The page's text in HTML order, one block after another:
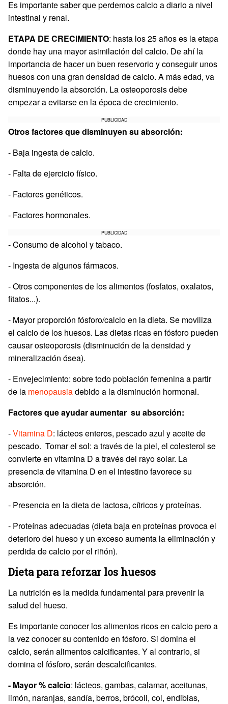
Es importante saber que perdemos calcio a diario a nivel
intestinal y renal.
ETAPA DE CRECIMIENTO: hasta los 25 años es la etapa
donde hay una mayor asimilación del calcio. De ahí la
importancia de hacer un buen reservorio y conseguir unos
huesos con una gran densidad de calcio. A más edad, va
disminuyendo la absorción. La osteoporosis debe
empezar a evitarse en la época de crecimiento.
PUBLICIDAD
Otros factores que disminuyen su absorción:
- Baja ingesta de calcio.
- Falta de ejercicio físico.
- Factores genéticos.
- Factores hormonales.
PUBLICIDAD
- Consumo de alcohol y tabaco.
- Ingesta de algunos fármacos.
- Otros componentes de los alimentos (fosfatos, oxalatos,
fitatos...).
- Mayor proporción fósforo/calcio en la dieta. Se moviliza
el calcio de los huesos. Las dietas ricas en fósforo pueden
causar osteoporosis (disminución de la densidad y
mineralización ósea).
- Envejecimiento: sobre todo población femenina a partir
de la menopausiadebido a la disminución hormonal.
Factores que ayudar aumentar su absorción:
-Vitamina D: lácteos enteros, pescado azul y aceite de
pescado. Tomar el sol: a través de la piel, el colesterol se
convierte en vitamina D a través del rayo solar. La
presencia de vitamina D en el intestino favorece su
absorción.
- Presencia en la dieta de lactosa, cítricos y proteínas.
- Proteínas adecuadas (dieta baja en proteínas provoca el
deterioro del hueso y un exceso aumenta la eliminación y
perdida de calcio por el riñón).
Dieta para reforzar los huesos
La nutrición es la medida fundamental para prevenir la
salud del hueso.
Es importante conocer los alimentos ricos en calcio pero a
la vez conocer su contenido en fósforo. Si domina el
calcio, serán alimentos calcificantes. Y al contrario, si
domina el fósforo, serán descalcificantes.
- Mayor % calcio: lácteos, gambas, calamar, aceitunas,
limón, naranjas, sandía, berros, brócoli, col, endibias,